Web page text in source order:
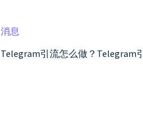
消息
Telegram引流怎么做？Telegram